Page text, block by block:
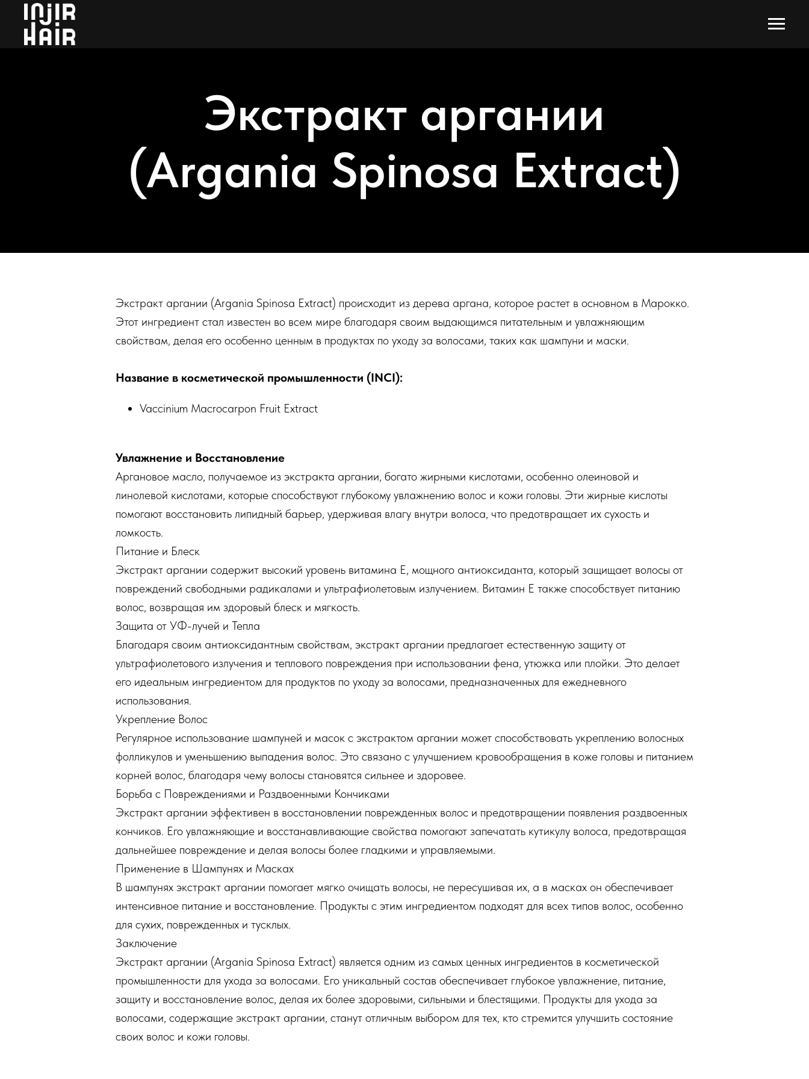
Экстракт аргании
(Argania Spinosa Extract)
Экстракт аргании (Argania Spinosa Extract) происходит из дерева аргана, которое растет в основном в Марокко.
Этот ингредиент стал известен во всем мире благодаря своим выдающимся питательным и увлажняющим
свойствам, делая его особенно ценным в продуктах по уходу за волосами, таких как шампуни и маски.
Название в косметической промышленности (INCI):
Vaccinium Macrocarpon Fruit Extract
Увлажнение и Восстановление
Аргановое масло, получаемое из экстракта аргании, богато жирными кислотами, особенно олеиновой и
линолевой кислотами, которые способствуют глубокому увлажнению волос и кожи головы. Эти жирные кислоты
помогают восстановить липидный барьер, удерживая влагу внутри волоса, что предотвращает их сухость и
ломкость.
Питание и Блеск
Экстракт аргании содержит высокий уровень витамина E, мощного антиоксиданта, который защищает волосы от
повреждений свободными радикалами и ультрафиолетовым излучением. Витамин E также способствует питанию
волос, возвращая им здоровый блеск и мягкость.
Защита от УФ-лучей и Тепла
Благодаря своим антиоксидантным свойствам, экстракт аргании предлагает естественную защиту от
ультрафиолетового излучения и теплового повреждения при использовании фена, утюжка или плойки. Это делает
его идеальным ингредиентом для продуктов по уходу за волосами, предназначенных для ежедневного
использования.
Укрепление Волос
Регулярное использование шампуней и масок с экстрактом аргании может способствовать укреплению волосных
фолликулов и уменьшению выпадения волос. Это связано с улучшением кровообращения в коже головы и питанием
корней волос, благодаря чему волосы становятся сильнее и здоровее.
Борьба с Повреждениями и Раздвоенными Кончиками
Экстракт аргании эффективен в восстановлении поврежденных волос и предотвращении появления раздвоенных
кончиков. Его увлажняющие и восстанавливающие свойства помогают запечатать кутикулу волоса, предотвращая
дальнейшее повреждение и делая волосы более гладкими и управляемыми.
Применение в Шампунях и Масках
В шампунях экстракт аргании помогает мягко очищать волосы, не пересушивая их, а в масках он обеспечивает
интенсивное питание и восстановление. Продукты с этим ингредиентом подходят для всех типов волос, особенно
для сухих, поврежденных и тусклых.
Заключение
Экстракт аргании (Argania Spinosa Extract) является одним из самых ценных ингредиентов в косметической
промышленности для ухода за волосами. Его уникальный состав обеспечивает глубокое увлажнение, питание,
защиту и восстановление волос, делая их более здоровыми, сильными и блестящими. Продукты для ухода за
волосами, содержащие экстракт аргании, станут отличным выбором для тех, кто стремится улучшить состояние
своих волос и кожи головы.